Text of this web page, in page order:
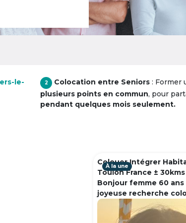
le-
2 Colocation entre Seniors : Former
plusieurs points en commun, pour
pendant quelques mois seulement.
Colouer Intégrer
Toulon France ± 30kms
Bonjour femme 60 ans
joyeuse recherche
À la une